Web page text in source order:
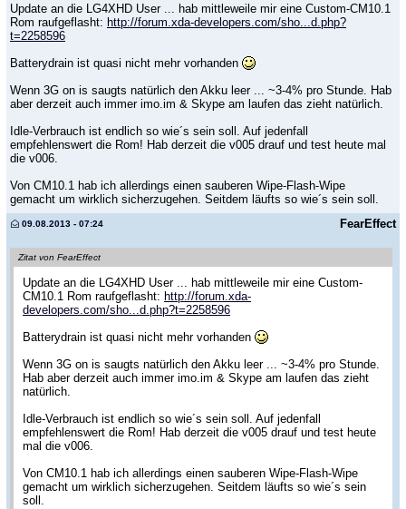
Update an die LG4XHD User ... hab mittleweile mir eine Custom-CM10.1
Rom raufgeflasht: http://forum.xda-developers.com/sho...d.php?
t=2258596
Batterydrain ist quasi nicht mehr vorhanden
Wenn 3G on is saugts natürlich den Akku leer ... ~3-4% pro Stunde. Hab
aber derzeit auch immer imo.im & Skype am laufen das zieht natürlich.
Idle-Verbrauch ist endlich so wie´s sein soll. Auf jedenfall
empfehlenswert die Rom! Hab derzeit die v005 drauf und test heute mal
die v006.
Von CM10.1 hab ich allerdings einen sauberen Wipe-Flash-Wipe
gemacht um wirklich sicherzugehen. Seitdem läufts so wie´s sein soll.
FearEffect
09.08.2013 - 07:24
Zitat von FearEffect
Update an die LG4XHD User ... hab mittleweile mir eine Custom-
CM10.1 Rom raufgeflasht: http://forum.xda-
developers.com/sho...d.php?t=2258596
Batterydrain ist quasi nicht mehr vorhanden
Wenn 3G on is saugts natürlich den Akku leer ... ~3-4% pro Stunde.
Hab aber derzeit auch immer imo.im & Skype am laufen das zieht
natürlich.
Idle-Verbrauch ist endlich so wie´s sein soll. Auf jedenfall
empfehlenswert die Rom! Hab derzeit die v005 drauf und test heute
mal die v006.
Von CM10.1 hab ich allerdings einen sauberen Wipe-Flash-Wipe
gemacht um wirklich sicherzugehen. Seitdem läufts so wie´s sein
soll.